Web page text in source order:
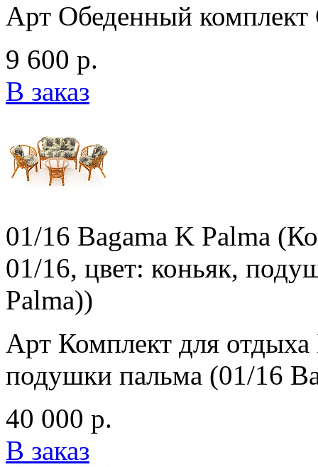
Арт Обеденный комплект
9 600 р.
В заказ
01/16 Bagama K Palma
01/16, цвет: коньяк,
Palma))
Арт Комплект для
подушки пальма (01/16
40 000 р.
В заказ